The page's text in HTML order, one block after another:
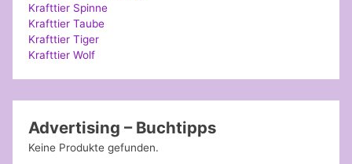
Krafttier Spinne
Krafttier Taube
Krafttier Tiger
Krafttier Wolf
Advertising – Buchtipps
Keine Produkte gefunden.